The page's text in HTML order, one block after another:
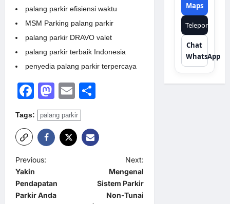
palang parkir efisiensi waktu
MSM Parking palang parkir
palang parkir DRAVO valet
palang parkir terbaik Indonesia
penyedia palang parkir terpercaya
Facebook
Mastodon
Email
Tags: palang parkir
P
o
s
Previous:
Yakin
Pendapatan
Parkir Anda
Next:
Mengenal
Sistem Parkir
Non-Tunai
Maps
Telepon
Chat
WhatsApp